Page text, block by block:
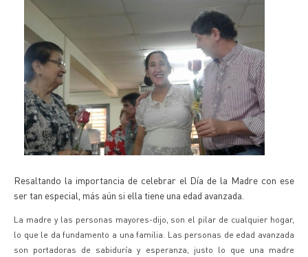
Resaltando la importancia de celebrar el Día de la Madre con ese
ser tan especial, más aún si ella tiene una edad avanzada.
La madre y las personas mayores-dijo, son el pilar de cualquier hogar,
lo que le da fundamento a una familia. Las personas de edad avanzada
son portadoras de sabiduría y esperanza, justo lo que una madre